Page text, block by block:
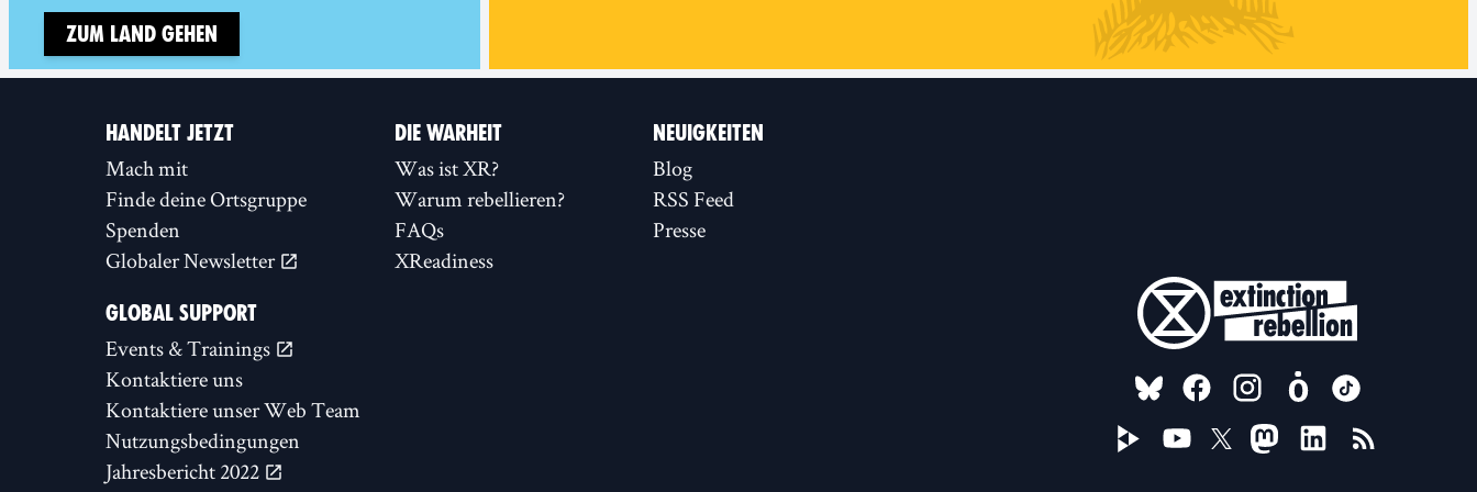
Zum Land gehen
HANDELT JETZT
Mach mit
Finde deine Ortsgruppe
Spenden
Globaler Newsletter
DIE WARHEIT
Was ist XR?
Warum rebellieren?
FAQs
XReadiness
NEUIGKEITEN
Blog
RSS Feed
Presse
GLOBAL SUPPORT
Events & Trainings
Kontaktiere uns
Kontaktiere unser Web Team
Nutzungsbedingungen
Jahresbericht 2022
FOLLOW US ON